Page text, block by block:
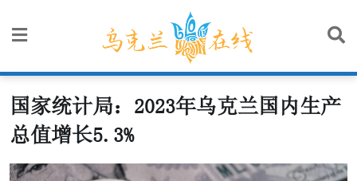
国家统计局：2023年乌克兰国内生产
总值增长5.3%